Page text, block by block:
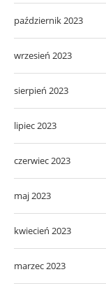
październik 2023
wrzesień 2023
sierpień 2023
lipiec 2023
czerwiec 2023
maj 2023
kwiecień 2023
marzec 2023